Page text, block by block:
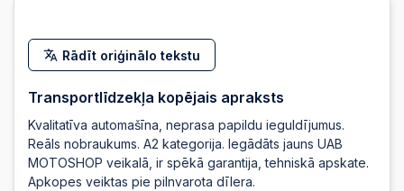
20:09:49
20:09:49
2026-05-15
20:09:47
Rādīt oriģinālo tekstu
Transportlīdzekļa kopējais apraksts
Kvalitatīva automašīna, neprasa papildu ieguldījumus.
Reāls nobraukums. A2 kategorija. Iegādāts jauns UAB
MOTOSHOP veikalā, ir spēkā garantija, tehniskā apskate.
Apkopes veiktas pie pilnvarota dīlera.